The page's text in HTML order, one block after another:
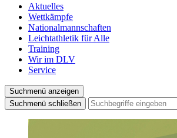
Aktuelles
Wettkämpfe
Nationalmannschaften
Leichtathletik für Alle
Training
Wir im DLV
Service
Suchmenü anzeigen
Suchmenü schließen